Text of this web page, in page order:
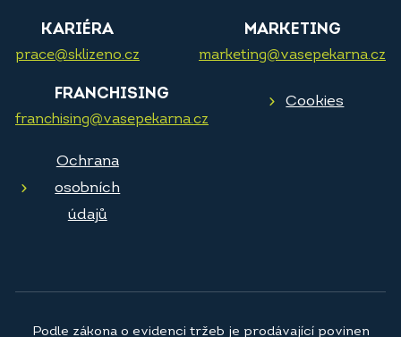
KARIÉRA
prace@sklizeno.cz
MARKETING
marketing@vasepekarna.cz
FRANCHISING
franchising@vasepekarna.cz
Cookies
Ochrana
osobních
údajů
Podle zákona o evidenci tržeb je prodávající povinen